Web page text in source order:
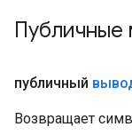
Публичные
публичный
Возвращает